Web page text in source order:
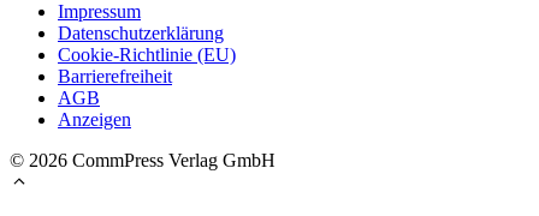
Impressum
Datenschutzerklärung
Cookie-Richtlinie (EU)
Barrierefreiheit
AGB
Anzeigen
© 2026 CommPress Verlag GmbH